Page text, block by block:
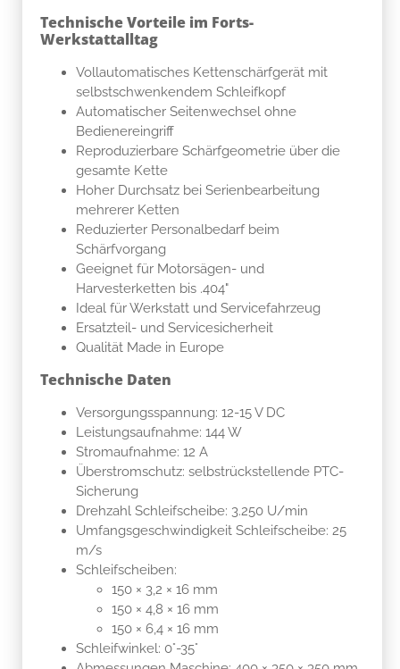
Technische Vorteile im Forts-
Werkstattalltag
Vollautomatisches Kettenschärfgerät mit
selbstschwenkendem Schleifkopf
Automatischer Seitenwechsel ohne
Bedienereingriff
Reproduzierbare Schärfgeometrie über die
gesamte Kette
Hoher Durchsatz bei Serienbearbeitung
mehrerer Ketten
Reduzierter Personalbedarf beim
Schärfvorgang
Geeignet für Motorsägen- und
Harvesterketten bis .404"
Ideal für Werkstatt und Servicefahrzeug
Ersatzteil- und Servicesicherheit
Qualität Made in Europe
Technische Daten
Versorgungsspannung: 12-15 V DC
Leistungsaufnahme: 144 W
Stromaufnahme: 12 A
Überstromschutz: selbstrückstellende PTC-
Sicherung
Drehzahl Schleifscheibe: 3.250 U/min
Umfangsgeschwindigkeit Schleifscheibe: 25
m/s
Schleifscheiben:
150 × 3,2 × 16 mm
150 × 4,8 × 16 mm
150 × 6,4 × 16 mm
Schleifwinkel: 0°-35°